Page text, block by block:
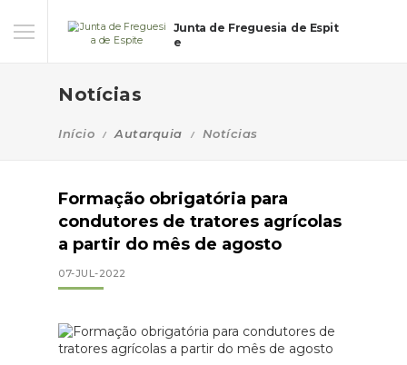
Junta de Freguesia de Espit
e
Notícias
Início Autarquia Notícias
Formação obrigatória para
condutores de tratores agrícolas
a partir do mês de agosto
07-JUL-2022